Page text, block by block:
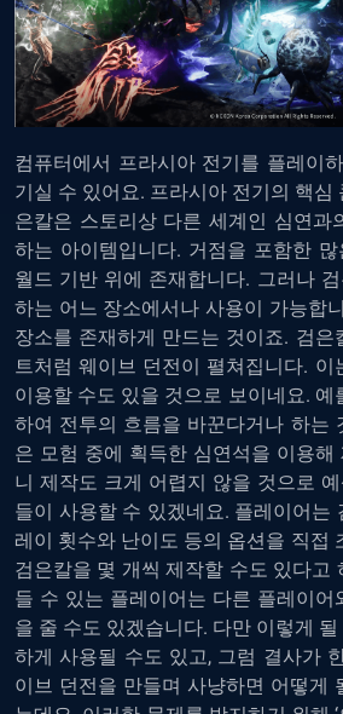
컴퓨터에서 프라시아 전기를 플레이
기실 수 있어요. 프라시아 전기의 핵심
은칼은 스토리상 다른 세계인 심연과
하는 아이템입니다. 거점을 포함한
월드 기반 위에 존재합니다. 그러나
하는 어느 장소에서나 사용이 가능합
장소를 존재하게 만드는 것이죠. 검은
트처럼 웨이브 던전이 펼쳐집니다. 이
이용할 수도 있을 것으로 보이네요. 예
하여 전투의 흐름을 바꾼다거나 하는
은 모험 중에 획득한 심연석을 이용
니 제작도 크게 어렵지 않을 것으로
들이 사용할 수 있겠네요. 플레이어는
레이 횟수와 난이도 등의 옵션을 직접
검은칼을 몇 개씩 제작할 수도 있다고
들 수 있는 플레이어는 다른 플레이어
을 줄 수도 있겠습니다. 다만 이렇게
하게 사용될 수도 있고, 그럼 결사가
이브 던전을 만들며 사냥하면 어떻게